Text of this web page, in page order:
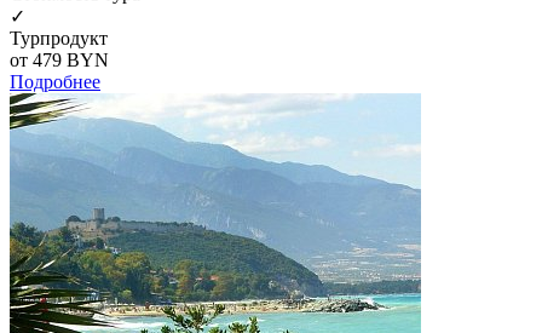
✓
Турпродукт
от 479 BYN
Подробнее